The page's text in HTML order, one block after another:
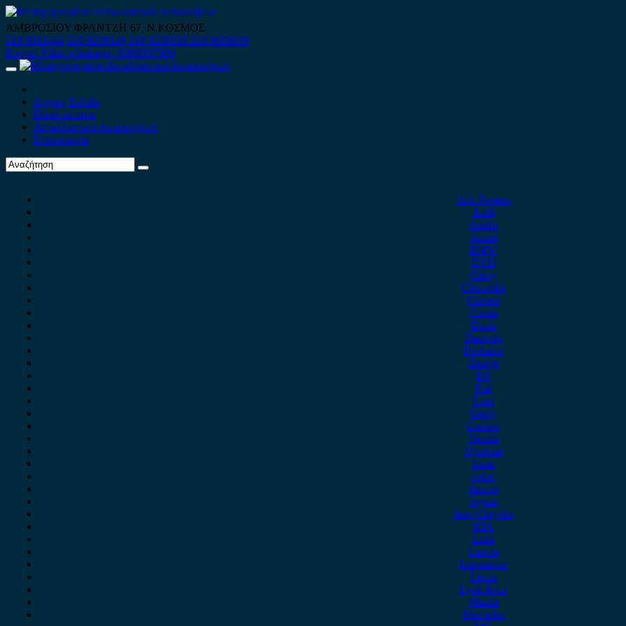
Skip
to
content
ΑΜΒΡΟΣΙΟΥ ΦΡΑΝΤΖΗ 67, Ν.ΚΟΣΜΟΣ
210 9012444 210 9239148 210 9238158 210 9026839
Κινητό-Viber-whatsapp : 6980507900
Primary
Αρχική Σελίδα
Ποιοί είμαστε
Ανταλλακτικά Αυτοκινήτων
Επικοινωνία
Alfa Romeo
Audi
Austin
Acura
BMW
BYD
Chery
Chevrolet
Citroen
Cupra
Dacia
Daewoo
Daihatsu
Dodge
DS
Fiat
Ford
Geely
Gonow
Honda
Hyundai
Isuzu
iveco
Jaecoo
Jaguar
Jeep Chrysler
KIA
Lada
Lancia
Leapmotor
Lexus
Lynk & co
Mazda
Mercedes